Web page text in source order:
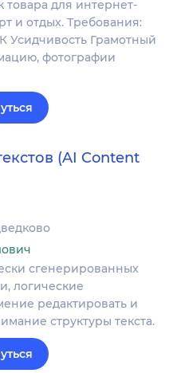
товара для интернет-
и отдых. Требования:
Усидчивость Грамотный
фотографии
(AI Content
сгенерированных
логические
редактировать и
структуры текста.